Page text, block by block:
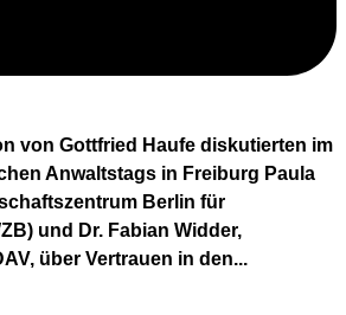
von Gottfried Haufe diskutierten im
Anwaltstags in Freiburg Paula
Berlin für
und Dr. Fabian Widder,
über Vertrauen in den...